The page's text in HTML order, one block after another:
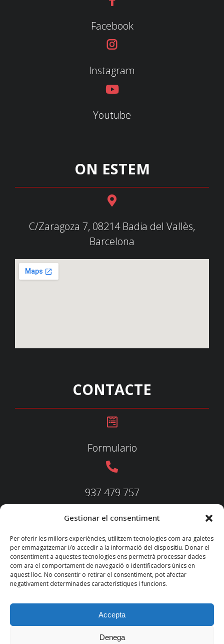
Gestionar el consentiment
Per oferir les millors experiències, utilitzem tecnologies com ara galetes
per emmagatzemar i/o accedir a la informació del dispositiu. Donar el
consentiment a aquestes tecnologies ens permetrà processar dades
com ara el comportament de navegació o identificadors únics en
aquest lloc. No consentir o retirar el consentiment, pot afectar
negativament determinades característiques i funcions.
Accepta
Denega
Facebook
Instagram
Youtube
ON ESTEM
C/Zaragoza 7, 08214 Badia del Vallès,
Barcelona
CONTACTE
Formulario
937 479 757
937 479 758
federacio@fedecatjudo.cat